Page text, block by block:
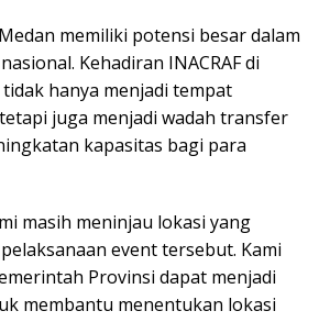
memiliki potensi besar dalam
Kehadiran INACRAF di
hanya menjadi tempat
juga menjadi wadah transfer
kapasitas bagi para
masih meninjau lokasi yang
event tersebut. Kami
Provinsi dapat menjadi
membantu menentukan lokasi